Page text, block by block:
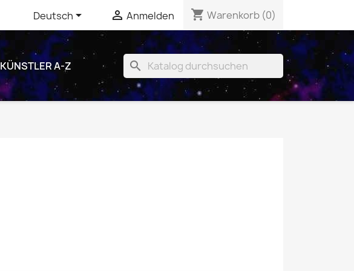
Deutsch  Anmelden shopping_cart Warenkorb (0)
KÜNSTLER A-Z search